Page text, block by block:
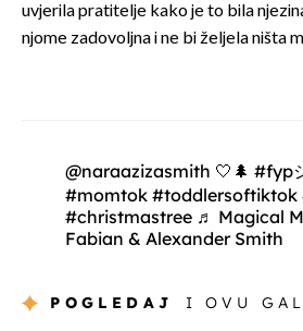
uvjerila pratitelje kako je to bila
njome zadovoljna i ne bi željela ništa
@naraazizasmith 🤍🌲 #fyp
#momtok #toddlersoftiktok
#christmastree ♬ Magical
Fabian & Alexander Smith
POGLEDAJ I OVU